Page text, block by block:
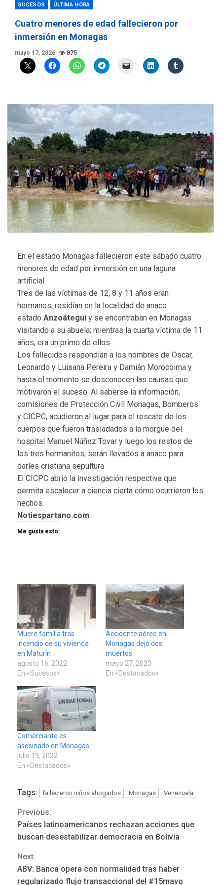
SUCESOS ÚLTIMA HORA
Cuatro menores de edad fallecieron por
inmersión en Monagas
mayo 17, 2026 875
En el estado Monagas fallecieron este sábado cuatro
menores de edad por inmersión en una laguna
artificial.
Tres de las víctimas de 12, 8 y 11 años eran
hermanos, residían en la localidad de anaco
estado Anzoátegui y se encontraban en Monagas
visitando a su abuela; mientras la cuarta víctima de 11
años, era un primo de ellos
Los fallecidos respondían a los nombres de Oscar,
Leonardo y Luisana Pereira y Damián Morocoima y
hasta el momento se desconocen las causas que
motivaron el suceso. Al saberse la información,
comisiones de Protección Civíl Monagas, Bomberos
y CICPC, acudieron al lugar para el rescate de los
cuerpos que fueron trasladados a la morgue del
hospital Manuel Núñez Tovar y luego los restos de
los tres hermanitos, serán llevados a anaco para
darles cristiana sepultura
El CICPC abrió la investigación respectiva que
permita escalecer a ciencia cierta cómo ocurrieron los
hechos.
Notiespartano.com
Me gusta esto:
Muere familia tras
incendio de su vivienda
en Maturín
agosto 16, 2022
En «Sucesos»
Accidente aéreo en
Monagas dejó dos
muertos
mayo 27, 2023
En «Destacados»
Comerciante es
asesinado en Monagas
julio 19, 2022
En «Destacados»
Tags: fallecieron niños ahogados Monagas Venezuela
Continue
Reading
Previous:
Países latinoamericanos rechazan acciones que
buscan desestabilizar democracia en Bolivia
Next:
ABV: Banca opera con normalidad tras haber
regularizado flujo transaccional del #15mayo
3
Funsone benefició a 46
personas con la entrega de